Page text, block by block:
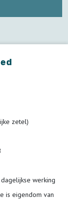
zetel)
dagelijkse werking
is eigendom van